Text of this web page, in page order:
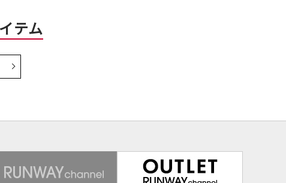
テム